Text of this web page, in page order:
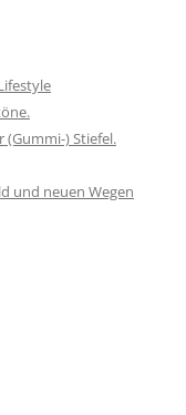
(Gummi-) Stiefel.
und neuen Wegen